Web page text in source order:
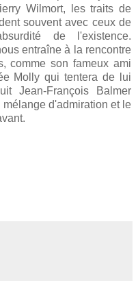
Wilmort, les traits de
souvent avec ceux de
de l'existence.
entraîne à la rencontre
comme son fameux ami
Molly qui tentera de lui
Jean-François Balmer
d'admiration et le